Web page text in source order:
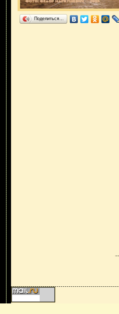
Поделиться…